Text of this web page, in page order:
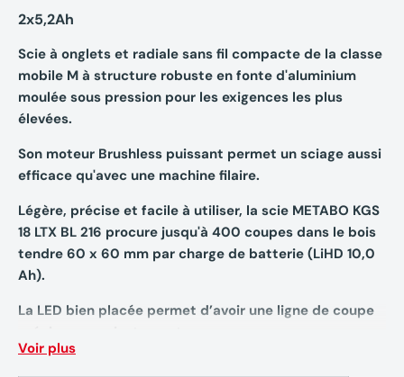
2x5,2Ah
Scie à onglets et radiale sans fil compacte de la classe
mobile M à structure robuste en fonte d'aluminium
moulée sous pression pour les exigences les plus
élevées.
Son moteur Brushless puissant permet un sciage aussi
efficace qu'avec une machine filaire.
Légère, précise et facile à utiliser, la scie METABO KGS
18 LTX BL 216 procure jusqu'à 400 coupes dans le bois
tendre 60 x 60 mm par charge de batterie (LiHD 10,0
Ah).
La LED bien placée permet d’avoir une ligne de coupe
Voir plus